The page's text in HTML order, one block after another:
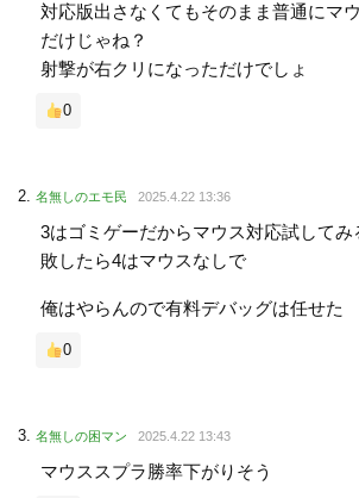
対応版出さなくてもそのまま普通にマ
だけじゃね？
射撃が右クリになっただけでしょ
0
名無しのエモ民 2025.4.22 13:36
3はゴミゲーだからマウス対応試して
敗したら4はマウスなしで
俺はやらんので有料デバッグは任せた
0
名無しの困マン 2025.4.22 13:43
マウススプラ勝率下がりそう